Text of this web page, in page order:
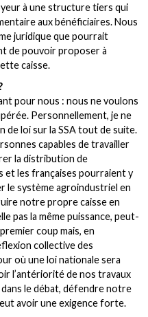
à une structure tiers qui
aux bénéficiaires. Nous
juridique que pourrait
de pouvoir proposer à
caisse.
pour nous : nous ne voulons
Personnellement, je ne
de loi sur la SSA tout de suite.
capables de travailler
la distribution de
et les françaises pourraient y
le système agroindustriel en
notre propre caisse en
pas la même puissance, peut-
coup mais, en
collective des
où une loi nationale sera
l’antériorité de nos travaux
le débat, défendre notre
avoir une exigence forte.